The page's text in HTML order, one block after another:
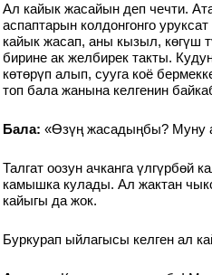
Ал кайык жасайын деп чечти.
аспаптарын колдонгонго
кайык жасап, аны кызыл, көгүш
бирине ак желбирек такты.
көтөрүп алып, сууга коё
топ бала жанына келгенин
Бала: «Өзүң жасадыңбы? Муну
Талгат оозун ачканга үлгүрбөй
камышка кулады. Ал жактан
кайыгы да жок.
Буркурап ыйлагысы келген ал